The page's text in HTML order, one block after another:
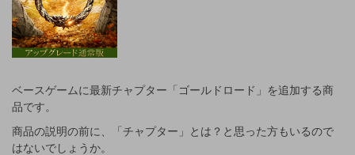
ベースゲームに最新チャプター「ゴールドロード」を追加する商
品です。
商品の説明の前に、「チャプター」とは？と思った方もいるので
はないでしょうか。